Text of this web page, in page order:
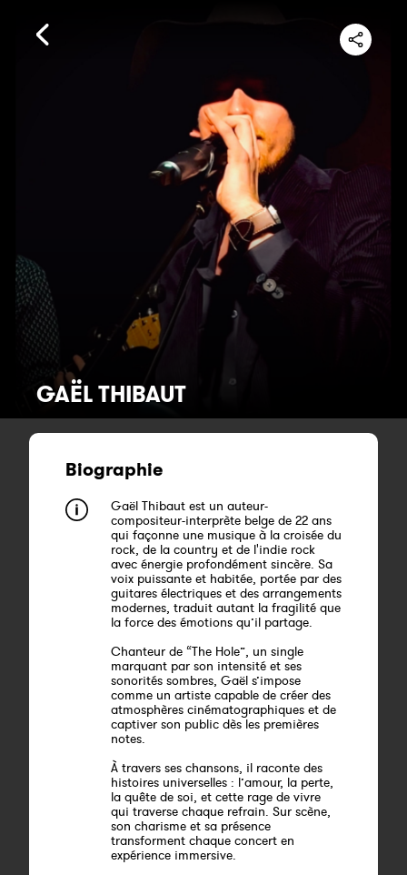
GAËL THIBAUT
Biographie
Gaël Thibaut est un auteur-
compositeur-interprète belge de 22 ans
qui façonne une musique à la croisée du
rock, de la country et de l'indie rock
avec énergie profondément sincère. Sa
voix puissante et habitée, portée par des
guitares électriques et des arrangements
modernes, traduit autant la fragilité que
la force des émotions qu’il partage.
Chanteur de “The Hole”, un single
marquant par son intensité et ses
sonorités sombres, Gaël s’impose
comme un artiste capable de créer des
atmosphères cinématographiques et de
captiver son public dès les premières
notes.
À travers ses chansons, il raconte des
histoires universelles : l’amour, la perte,
la quête de soi, et cette rage de vivre
qui traverse chaque refrain. Sur scène,
son charisme et sa présence
transforment chaque concert en
expérience immersive.